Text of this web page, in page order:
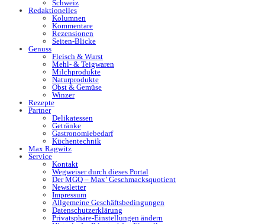
Schweiz
Redaktionelles
Kolumnen
Kommentare
Rezensionen
Seiten-Blicke
Genuss
Fleisch & Wurst
Mehl- & Teigwaren
Milchprodukte
Naturprodukte
Obst & Gemüse
Winzer
Rezepte
Partner
Delikatessen
Getränke
Gastronomiebedarf
Küchentechnik
Max Ragwitz
Service
Kontakt
Wegweiser durch dieses Portal
Der MGQ – Max’ Geschmacksquotient
Newsletter
Impressum
Allgemeine Geschäftsbedingungen
Datenschutzerklärung
Privatsphäre-Einstellungen ändern